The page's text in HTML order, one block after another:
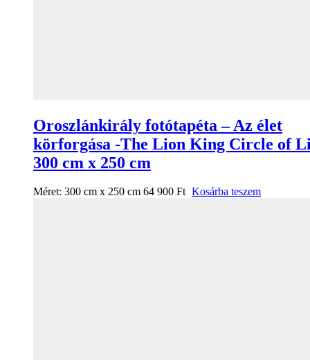
Oroszlánkirály fotótapéta – Az élet
körforgása -The Lion King Circle of
300 cm x 250 cm
Méret: 300 cm x 250 cm 64 900 Ft Kosárba teszem